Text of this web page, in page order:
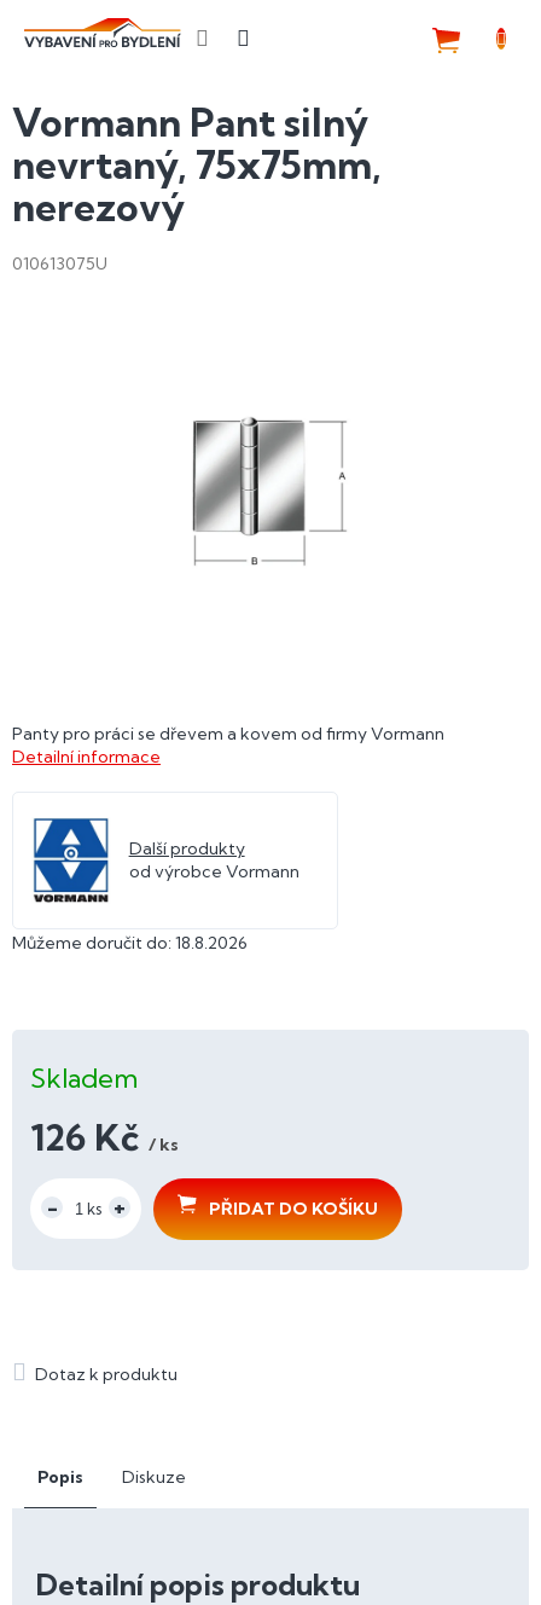
Vormann Pant silný
nevrtaný, 75x75mm,
nerezový
010613075U
Můžeme doručit do: 18.8.2026
Skladem
126 Kč / ks
cena:
PŘIDAT DO KOŠÍKU
Panty pro práci se dřevem a kovem od firmy Vormann
Detailní informace
Další produkty
od výrobce Vormann
Popis Diskuze
Detailní popis produktu